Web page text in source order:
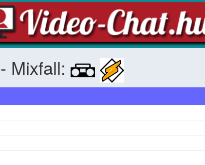
Mixfall: